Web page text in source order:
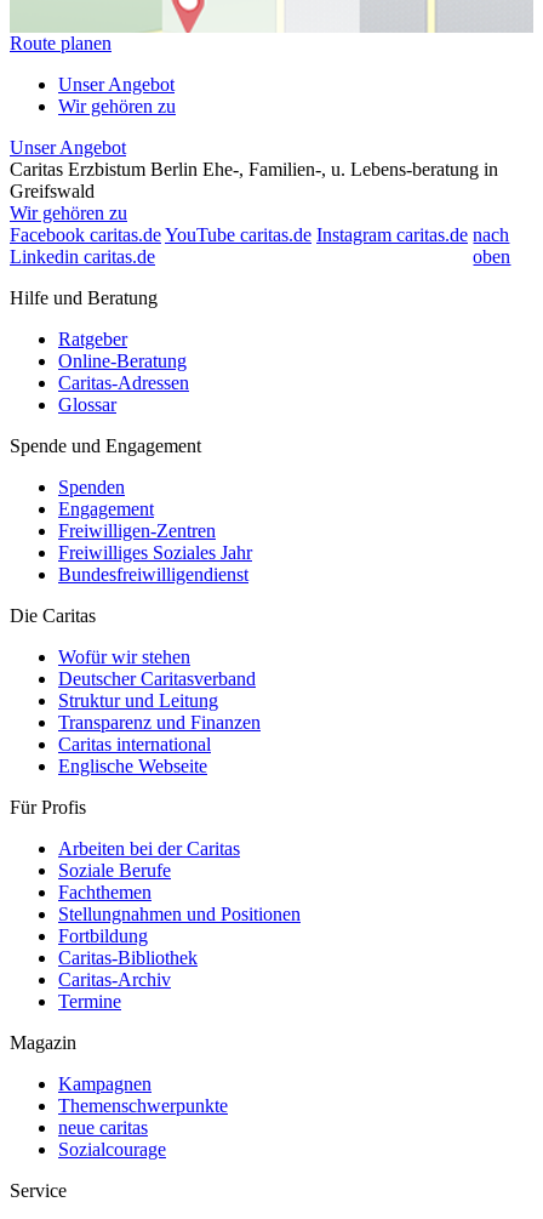
Route planen
Unser Angebot
Wir gehören zu
Unser Angebot
Caritas Erzbistum Berlin Ehe-, Familien-, u. Lebens-beratung in
Greifswald
Wir gehören zu
Träger/Diözese
Caritasverband für das Erzbistum Berlin e.V.
Residenzstraße 90
13409 Berlin
+49 30 66633-0
+49 30 666331029
+49 30 66633-0
+49 30 666331029
+49 30 666331029
info@caritas-berlin.de
http://www.caritas-berlin.de
Adresse anzeigen
Facebook caritas.deYouTube caritas.de Instagram caritas.de
Linkedin caritas.de
nach
oben
Hilfe und Beratung
Ratgeber
Online-Beratung
Caritas-Adressen
Glossar
Spende und Engagement
Spenden
Engagement
Freiwilligen-Zentren
Freiwilliges Soziales Jahr
Bundesfreiwilligendienst
Die Caritas
Wofür wir stehen
Deutscher Caritasverband
Struktur und Leitung
Transparenz und Finanzen
Caritas international
Englische Webseite
Für Profis
Arbeiten bei der Caritas
Soziale Berufe
Fachthemen
Stellungnahmen und Positionen
Fortbildung
Caritas-Bibliothek
Caritas-Archiv
Termine
Magazin
Kampagnen
Themenschwerpunkte
neue caritas
Sozialcourage
Service